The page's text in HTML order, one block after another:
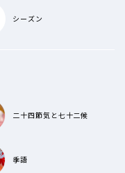
シーズン
二十四節気と七十二候
季語